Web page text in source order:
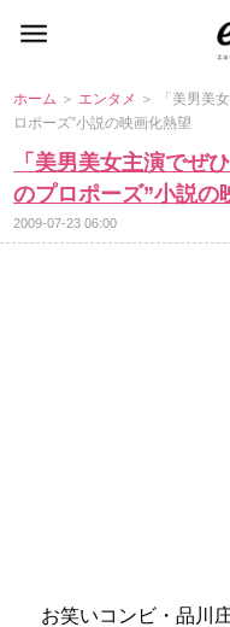
ホーム ＞ エンタメ ＞ 「美男美
ロポーズ”小説の映画化熱望
「美男美女主演でぜ
のプロポーズ”小説の
2009-07-23 06:00
お笑いコンビ・品川